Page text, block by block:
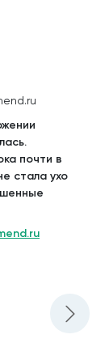
почти в
стала ухо